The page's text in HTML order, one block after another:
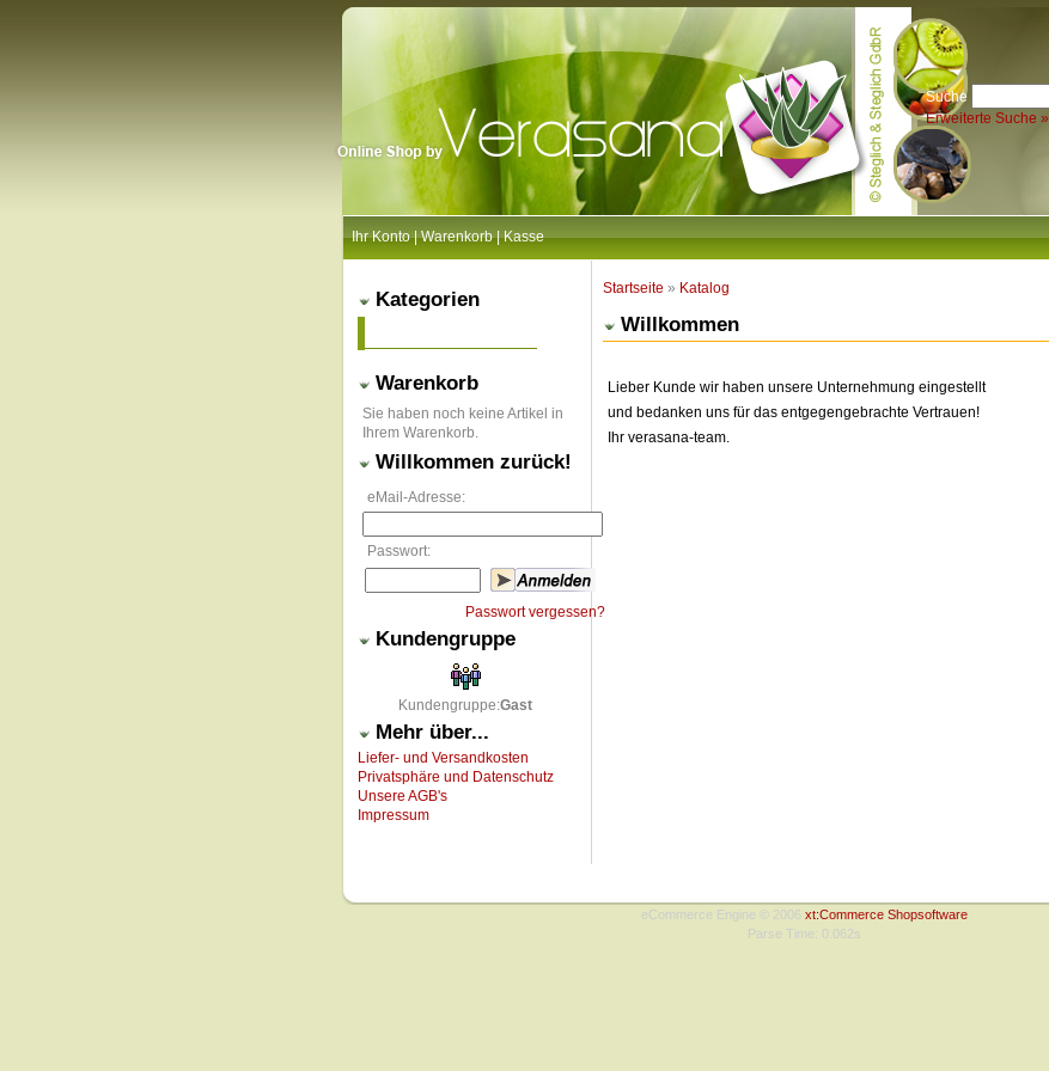
Suche
Erweiterte Suche »
Ihr Konto|Warenkorb|Kasse
Startseite » Katalog
Willkommen
Lieber Kunde wir haben unsere Unternehmung eingestellt
und bedanken uns für das entgegengebrachte Vertrauen!
Ihr verasana-team.
Kategorien
Warenkorb
Sie haben noch keine Artikel in
Ihrem Warenkorb.
Willkommen zurück!
eMail-Adresse:
Passwort:
Passwort vergessen?
Kundengruppe
Kundengruppe:Gast
Mehr über...
Liefer- und Versandkosten
Privatsphäre und Datenschutz
Unsere AGB's
Impressum
eCommerce Engine © 2006 xt:Commerce Shopsoftware
Parse Time: 0.062s